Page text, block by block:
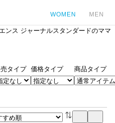
WOMEN MEN
ンス ジャーナルスタンダードのママ
タイプ 価格タイプ 商品タイプ